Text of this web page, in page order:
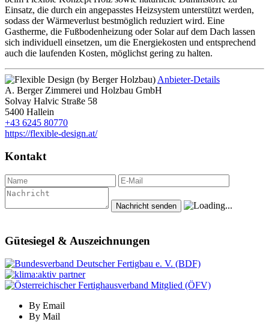
Einsatz, die durch ein angepasstes Heizsystem unterstützt werden,
sodass der Wärmeverlust bestmöglich reduziert wird. Eine
Gastherme, die Fußbodenheizung oder Solar auf dem Dach lassen
sich individuell einsetzen, um die Energiekosten und entsprechend
auch die laufenden Kosten, möglichst gering zu halten.
Anbieter-Details
A. Berger Zimmerei und Holzbau GmbH
Solvay Halvic Straße 58
5400 Hallein
+43 6245 80770
https://flexible-design.at/
Kontakt
Gütesiegel & Auszeichnungen
By Email
By Mail